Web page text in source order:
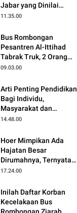
Jabar yang Dinilai
Merugikan Sekolah
11.35.00
Bus Rombongan
Pesantren Al-Ittihad
Tabrak Truk, 2 Orang
Meninggal Dunia
09.03.00
Arti Penting Pendidikan
Bagi Individu,
Masyarakat dan
Negara
14.48.00
Hoer Mimpikan Ada
Hajatan Besar
Dirumahnya, Ternyata
Anaknya Pulang Dalam
17.24.00
Inilah Daftar Korban
Kecelakaan Bus
Rombongan Ziarah